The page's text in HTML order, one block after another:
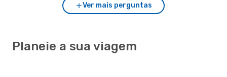
Ver mais perguntas
Planeie a sua viagem